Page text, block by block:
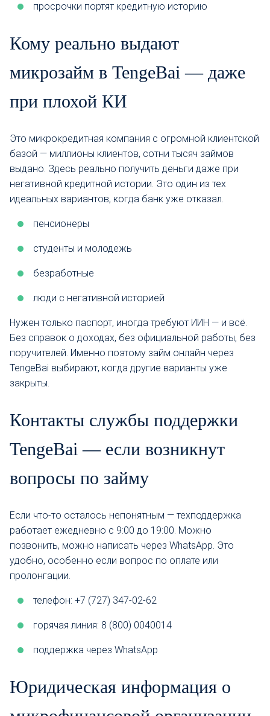
просрочки портят кредитную историю
Кому реально выдают
микрозайм в TengeBai — даже
при плохой КИ
Это микрокредитная компания с огромной клиентской
базой — миллионы клиентов, сотни тысяч займов
выдано. Здесь реально получить деньги даже при
негативной кредитной истории. Это один из тех
идеальных вариантов, когда банк уже отказал.
пенсионеры
студенты и молодежь
безработные
люди с негативной историей
Нужен только паспорт, иногда требуют ИИН — и всё.
Без справок о доходах, без официальной работы, без
поручителей. Именно поэтому займ онлайн через
TengeBai выбирают, когда другие варианты уже
закрыты.
Контакты службы поддержки
TengeBai — если возникнут
вопросы по займу
Если что-то осталось непонятным — техподдержка
работает ежедневно с 9:00 до 19:00. Можно
позвонить, можно написать через WhatsApp. Это
удобно, особенно если вопрос по оплате или
пролонгации.
телефон: +7 (727) 347-02-62
горячая линия: 8 (800) 0040014
поддержка через WhatsApp
Юридическая информация о